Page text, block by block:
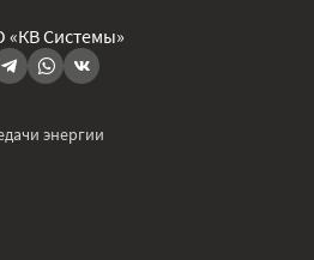
Системы»
энергии